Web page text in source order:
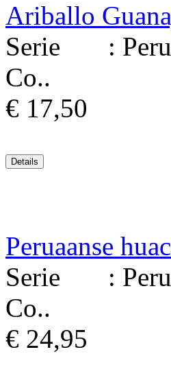
Ariballo
Serie :
Co..
€ 17,50
Peruaanse
Serie :
Co..
€ 24,95